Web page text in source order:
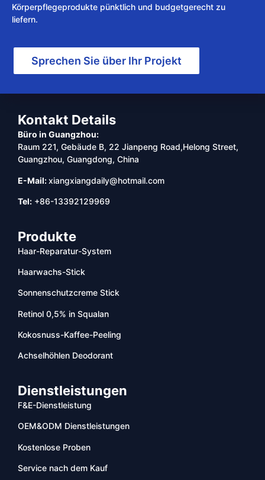
Körperpflegeprodukte pünktlich und budgetgerecht zu
liefern.
Sprechen Sie über Ihr Projekt
Kontakt Details
Büro in Guangzhou:
Raum 221, Gebäude B, 22 Jianpeng Road,Helong Street,
Guangzhou, Guangdong, China
E-Mail:xiangxiangdaily@hotmail.com
Tel: +86-13392129969
Produkte
Haar-Reparatur-System
Haarwachs-Stick
Sonnenschutzcreme Stick
Retinol 0,5% in Squalan
Kokosnuss-Kaffee-Peeling
Achselhöhlen Deodorant
Dienstleistungen
F&E-Dienstleistung
OEM&ODM Dienstleistungen
Kostenlose Proben
Service nach dem Kauf